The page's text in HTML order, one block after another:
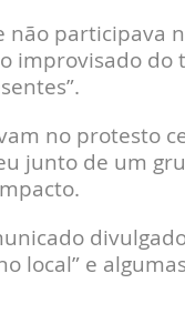
não
do
no protesto
junto de um
local” e